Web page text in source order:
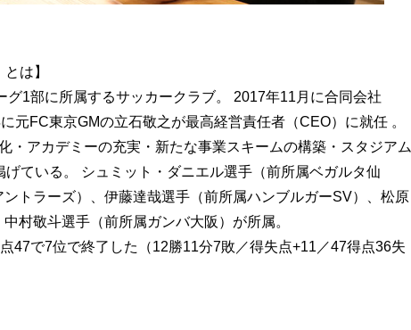
は】
グ1部に所属するサッカークラブ。 2017年11月に合同会社
元FC東京GMの立石敬之が最高経営責任者（CEO）に就任 。
・アカデミーの充実・新たな事業スキームの構築・スタジアム
ている。 シュミット・ダニエル選手（前所属ベガルタ仙
トラーズ）、伊藤達哉選手（前所属ハンブルガーSV）、松原
村敬斗選手（前所属ガンバ大阪）が所属。
47で7位で終了した（12勝11分7敗／得失点+11／47得点36失